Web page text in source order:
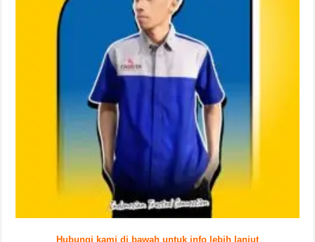
Hubungi kami di bawah untuk info lebih lanjut